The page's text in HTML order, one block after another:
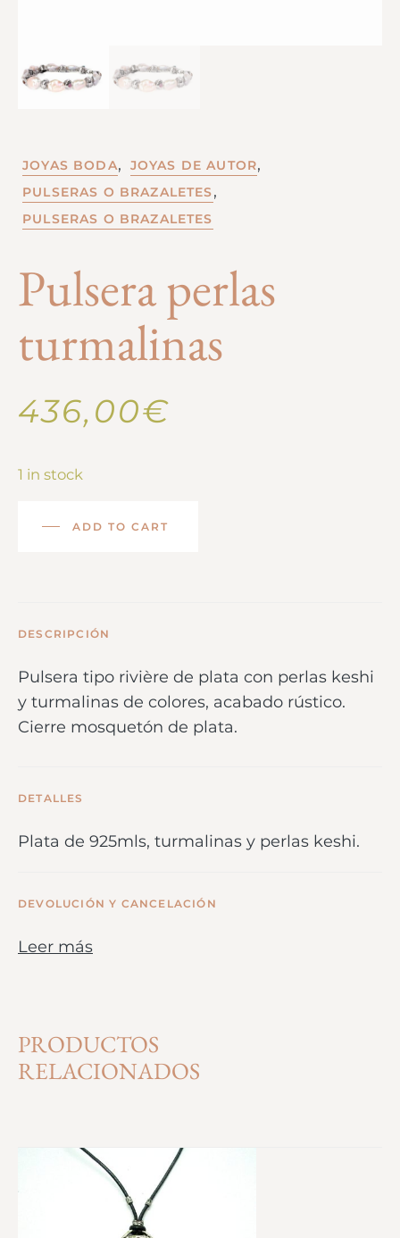
JOYAS BODA, JOYAS DE AUTOR,
PULSERAS O BRAZALETES,
PULSERAS O BRAZALETES
Pulsera perlas
turmalinas
436,00€
1 in stock
ADD TO CART
DESCRIPCIÓN
Pulsera tipo rivière de plata con perlas keshi
y turmalinas de colores, acabado rústico.
Cierre mosquetón de plata.
DETALLES
Plata de 925mls, turmalinas y perlas keshi.
DEVOLUCIÓN Y CANCELACIÓN
Leer más
PRODUCTOS
RELACIONADOS